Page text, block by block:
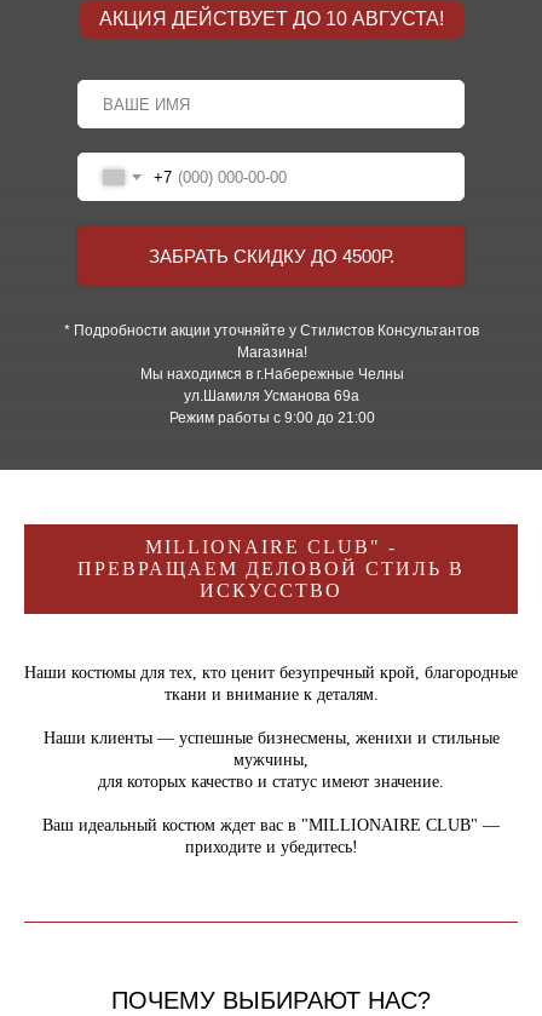
АКЦИЯ ДЕЙСТВУЕТ ДО 10 АВГУСТА!
* Подробности акции уточняйте у Стилистов Консультантов
Магазина!
Мы находимся в г.Набережные Челны
ул.Шамиля Усманова 69а
Режим работы с 9:00 до 21:00
+7
ЗАБРАТЬ СКИДКУ ДО 4500Р.
MILLIONAIRE CLUB" -
ПРЕВРАЩАЕМ ДЕЛОВОЙ СТИЛЬ В
ИСКУССТВО
Наши костюмы для тех, кто ценит безупречный крой, благородные
ткани и внимание к деталям.
Наши клиенты — успешные бизнесмены, женихи и стильные
мужчины,
для которых качество и статус имеют значение.
Ваш идеальный костюм ждет вас в "MILLIONAIRE CLUB" —
приходите и убедитесь!
ПОЧЕМУ ВЫБИРАЮТ НАС?